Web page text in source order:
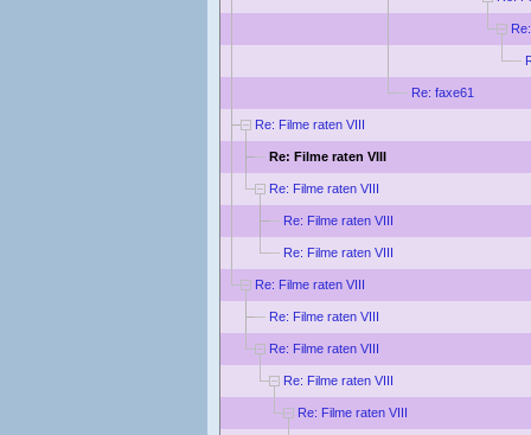
Re: faxe61
Re: Filme raten VIII
Re: Filme raten VIII
Re: Filme raten VIII
Re: Filme raten VIII
Re: Filme raten VIII
Re: Filme raten VIII
Re: Filme raten VIII
Re: Filme raten VIII
Re: Filme raten VIII
Re: Filme raten VIII